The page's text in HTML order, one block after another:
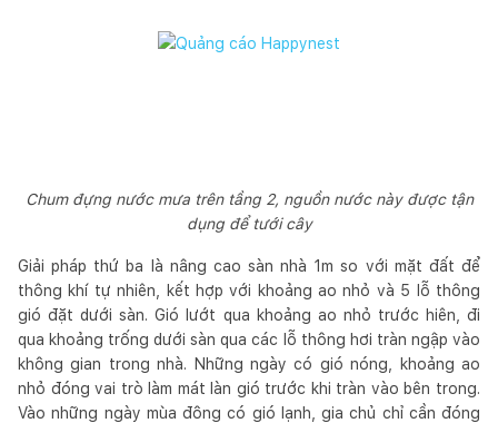
Chum đựng nước mưa trên tầng 2, nguồn nước này được tận
dụng để tưới cây
Giải pháp thứ ba là nâng cao sàn nhà 1m so với mặt đất để
thông khí tự nhiên, kết hợp với khoảng ao nhỏ và 5 lỗ thông
gió đặt dưới sàn. Gió lướt qua khoảng ao nhỏ trước hiên, đi
qua khoảng trống dưới sàn qua các lỗ thông hơi tràn ngập vào
không gian trong nhà. Những ngày có gió nóng, khoảng ao
nhỏ đóng vai trò làm mát làn gió trước khi tràn vào bên trong.
Vào những ngày mùa đông có gió lạnh, gia chủ chỉ cần đóng